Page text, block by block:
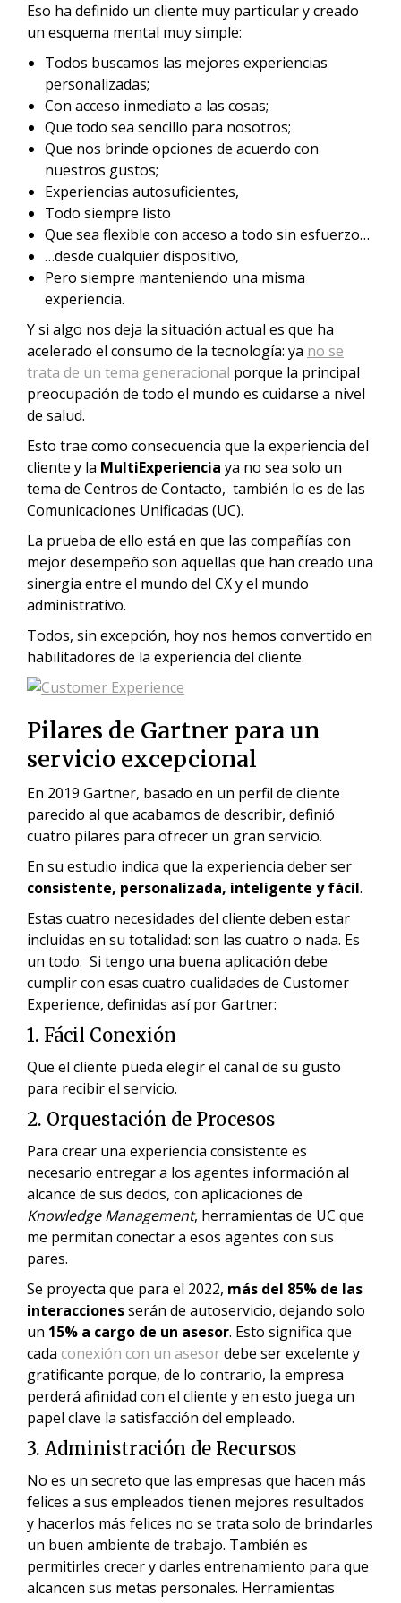
Eso ha definido un cliente muy particular y creado
un esquema mental muy simple:
Todos buscamos las mejores experiencias
personalizadas;
Con acceso inmediato a las cosas;
Que todo sea sencillo para nosotros;
Que nos brinde opciones de acuerdo con
nuestros gustos;
Experiencias autosuficientes,
Todo siempre listo
Que sea flexible con acceso a todo sin esfuerzo…
…desde cualquier dispositivo,
Pero siempre manteniendo una misma
experiencia.
Y si algo nos deja la situación actual es que ha
acelerado el consumo de la tecnología: ya no se
trata de un tema generacional porque la principal
preocupación de todo el mundo es cuidarse a nivel
de salud.
Esto trae como consecuencia que la experiencia del
cliente y la MultiExperiencia ya no sea solo un
tema de Centros de Contacto, también lo es de las
Comunicaciones Unificadas (UC).
La prueba de ello está en que las compañías con
mejor desempeño son aquellas que han creado una
sinergia entre el mundo del CX y el mundo
administrativo.
Todos, sin excepción, hoy nos hemos convertido en
habilitadores de la experiencia del cliente.
Pilares de Gartner para un
servicio excepcional
En 2019 Gartner, basado en un perfil de cliente
parecido al que acabamos de describir, definió
cuatro pilares para ofrecer un gran servicio.
En su estudio indica que la experiencia deber ser
consistente, personalizada, inteligente y fácil.
Estas cuatro necesidades del cliente deben estar
incluidas en su totalidad: son las cuatro o nada. Es
un todo. Si tengo una buena aplicación debe
cumplir con esas cuatro cualidades de Customer
Experience, definidas así por Gartner:
1. Fácil Conexión
Que el cliente pueda elegir el canal de su gusto
para recibir el servicio.
2. Orquestación de Procesos
Para crear una experiencia consistente es
necesario entregar a los agentes información al
alcance de sus dedos, con aplicaciones de
Knowledge Management, herramientas de UC que
me permitan conectar a esos agentes con sus
pares.
Se proyecta que para el 2022, más del 85% de las
interaccionesserán de autoservicio, dejando solo
un 15% a cargo de un asesor. Esto significa que
cada conexión con un asesordebe ser excelente y
gratificante porque, de lo contrario, la empresa
perderá afinidad con el cliente y en esto juega un
papel clave la satisfacción del empleado.
3. Administración de Recursos
No es un secreto que las empresas que hacen más
felices a sus empleados tienen mejores resultados
y hacerlos más felices no se trata solo de brindarles
un buen ambiente de trabajo. También es
permitirles crecer y darles entrenamiento para que
alcancen sus metas personales. Herramientas